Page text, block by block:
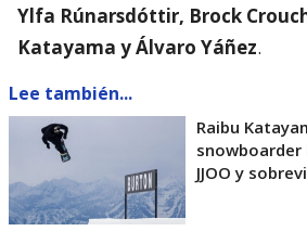
Ylfa Rúnarsdóttir, Brock
Katayama y Álvaro Yáñez.
Lee también...
Raibu
JJOO y